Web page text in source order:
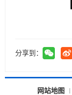
分享到：
网站地图